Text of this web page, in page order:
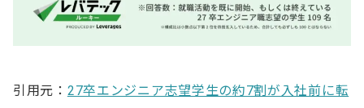
引用元： 27卒エンジニア志望学生の約7割が入社前に転